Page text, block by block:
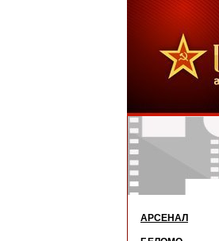
АРСЕНАЛ